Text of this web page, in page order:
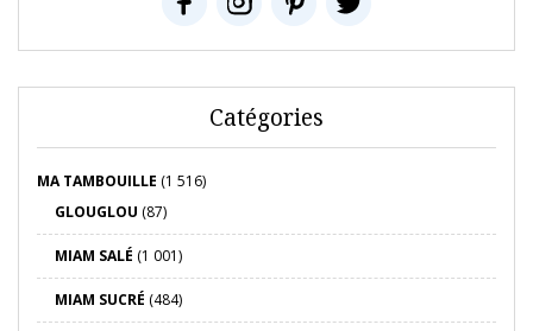
Catégories
MA TAMBOUILLE (1 516)
GLOUGLOU (87)
MIAM SALÉ (1 001)
MIAM SUCRÉ (484)